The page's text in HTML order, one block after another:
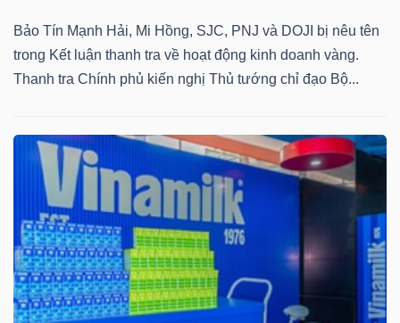
Bảo Tín Mạnh Hải, Mi Hồng, SJC, PNJ và DOJI bị nêu tên
trong Kết luận thanh tra về hoạt động kinh doanh vàng.
Thanh tra Chính phủ kiến nghị Thủ tướng chỉ đạo Bộ...
Tất cả Người nội bộ Người liên quan Cổ đông lớn
Tin
Bài
viết
của
tác
giả
(-)